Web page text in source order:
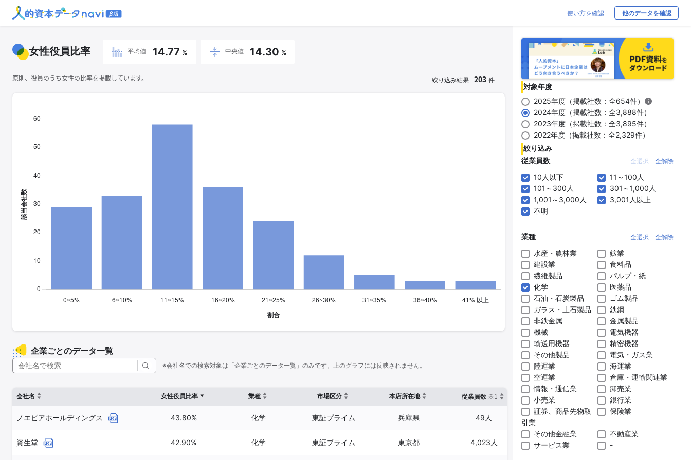
使い方を確認 他のデータを確認
女性役員比率 平均値 14.77 % 中央値 14.30 %
原則、役員のうち女性の比率を掲載しています。 絞り込み結果 203 件
企業ごとのデータ一覧
※会社名での検索対象は「企業ごとのデータ一覧」のみです。上のグラフには反映されません。
会社名 女性役員比率 業種 市場区分 本店所在地 従業員数 ※1 臨時従業員数 確認した有報締日
ノエビアホールディングス 43.80% 化学 東証プライム 兵庫県 49人 2人 2024年09月30日
資生堂 42.90% 化学 東証プライム 東京都 4,023人 1,455人
対象年度
2025年度（掲載社数：全654件）
2024年度（掲載社数：全3,888件）
2023年度（掲載社数：全3,895件）
2022年度（掲載社数：全2,329件）
絞り込み
従業員数
全選択 全解除
10人以下
11～100人
101～300人
301～1,000人
1,001～3,000人
3,001人以上
不明
業種 全選択 全解除
水産・農林業
鉱業
建設業
食料品
繊維製品
パルプ・紙
化学
医薬品
石油・石炭製品
ゴム製品
ガラス・土石製品
鉄鋼
非鉄金属
金属製品
機械
電気機器
輸送用機器
精密機器
その他製品
電気・ガス業
陸運業
海運業
空運業
倉庫・運輸関連業
情報・通信業
卸売業
小売業
銀行業
証券、商品先物取
引業
保険業
その他金融業
不動産業
サービス業
-